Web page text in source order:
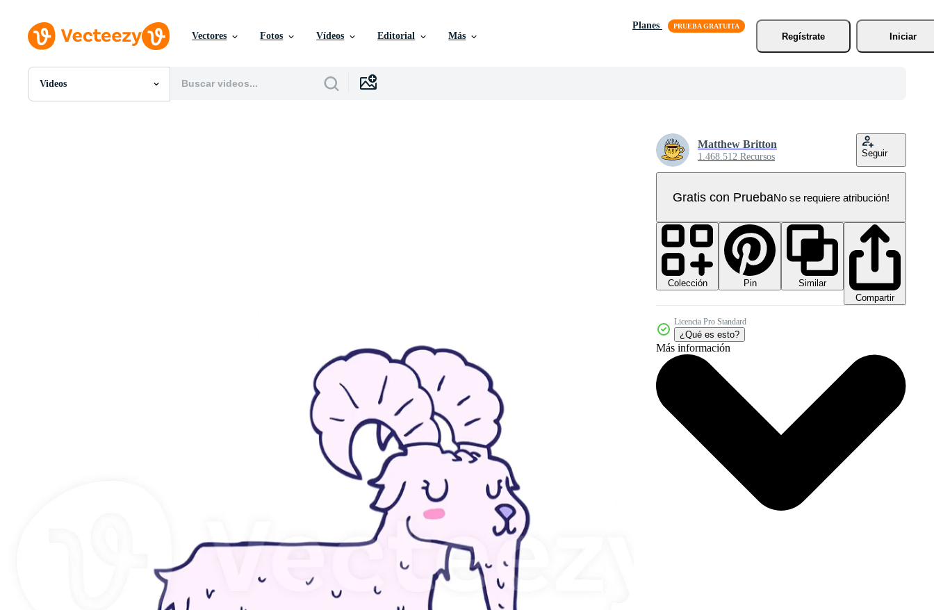
Vectores Fotos Vídeos Editorial Más
Planes
Regístrate
Iniciar
Videos
Todas Imágenes
Matthew Britton
1.468.512 Recursos Seguir
Gratis con PruebaNo se requiere atribución!
Colección Pin
Similar
Compartir
Licencia Pro Standard
¿Qué es esto?
Más información